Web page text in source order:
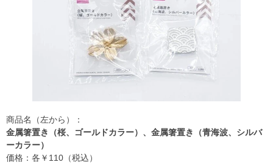
商品名（左から）：
金属箸置き（桜、ゴールドカラー）、金属箸置き（青海波、シルバ
ーカラー）
価格：各￥110（税込）